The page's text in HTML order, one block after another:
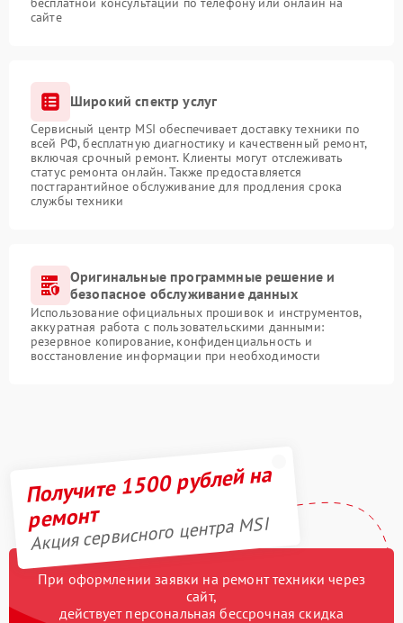
сайте
Широкий спектр услуг
Сервисный центр MSI обеспечивает доставку техники по
всей РФ, бесплатную диагностику и качественный ремонт,
включая срочный ремонт. Клиенты могут отслеживать
статус ремонта онлайн. Также предоставляется
постгарантийное обслуживание для продления срока
службы техники
Оригинальные программные решение и
безопасное обслуживание данных
Использование официальных прошивок и инструментов,
аккуратная работа с пользовательскими данными:
резервное копирование, конфиденциальность и
восстановление информации при необходимости
Получите 1500 рублей на
ремонт
Акция сервисного центра MSI
При оформлении заявки на ремонт техники через
сайт,
действует персональная бессрочная скидка